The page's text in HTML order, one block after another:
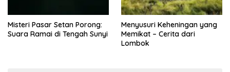
Misteri Pasar Setan Porong:
Suara Ramai di Tengah Sunyi
Menyusuri Keheningan yang
Memikat – Cerita dari
Lombok